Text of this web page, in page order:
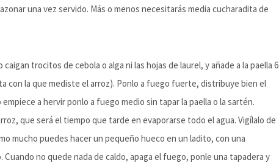
una vez servido. Más o menos necesitarás media cucharadita de
trocitos de cebola o alga ni las hojas de laurel, y añade a la paella 6
con la que mediste el arroz). Ponlo a fuego fuerte, distribuye bien el
a hervir ponlo a fuego medio sin tapar la paella o la sartén.
que será el tiempo que tarde en evaporarse todo el agua. Vigílalo de
mucho puedes hacer un pequeño hueco en un ladito, con una
Cuando no quede nada de caldo, apaga el fuego, ponle una tapadera y